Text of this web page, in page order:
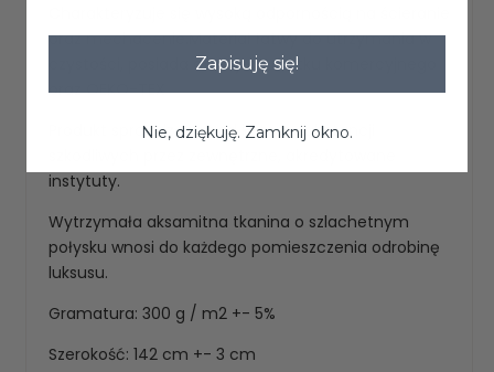
oraz mechacenie.Materiał łatwy do utrzymania w
czystości, posiada atesty do użytku komercyjnego
oraz OEKO-TEX
Produkt sprawdzony pod kątem substancji
instytuty.
Wytrzymała aksamitna tkanina o szlachetnym
połysku wnosi do każdego pomieszczenia odrobinę
luksusu.
Gramatura: 300 g / m2 +- 5%
Szerokość: 142 cm +- 3 cm
Zapisuję się!
Nie, dziękuję. Zamknij okno.